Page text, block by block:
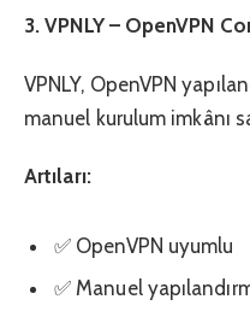
3. VPNLY – OpenVPN
VPNLY, OpenVPN
manuel kurulum imkânı
Artıları:
✅ OpenVPN uyumlu
✅ Manuel